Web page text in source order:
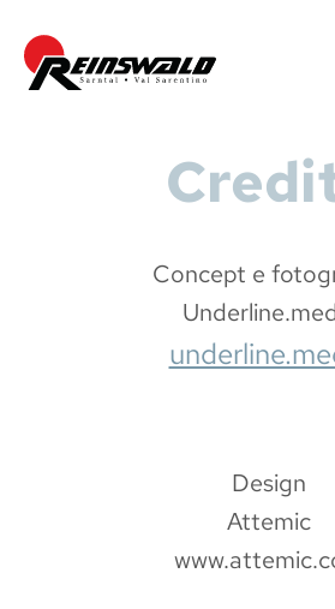
Concept e
Design
Attemic